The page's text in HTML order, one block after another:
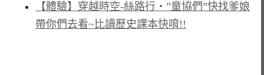
【體驗】穿越時空-絲路行‧”童協們”快找爹娘
帶你們去看~比讀歷史課本快唷!!